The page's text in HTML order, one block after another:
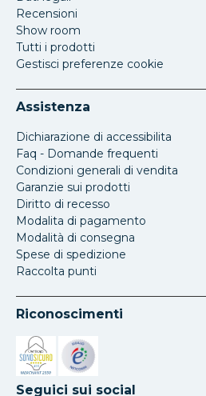
Recensioni
Show room
Tutti i prodotti
Gestisci preferenze cookie
Assistenza
Dichiarazione di accessibilita
Faq - Domande frequenti
Condizioni generali di vendita
Garanzie sui prodotti
Diritto di recesso
Modalita di pagamento
Modalità di consegna
Spese di spedizione
Raccolta punti
Riconoscimenti
Si apre in una nuova scheda
Si apre in una nuova scheda
Seguici sui social